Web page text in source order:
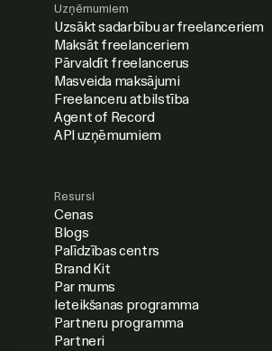
Uzņēmumiem
Uzsākt sadarbību ar freelanceriem
Maksāt freelanceriem
Pārvaldīt freelancerus
Masveida maksājumi
Freelanceru atbilstība
Agent of Record
API uzņēmumiem
Resursi
Cenas
Blogs
Palīdzības centrs
Brand Kit
Par mums
Ieteikšanas programma
Partneru programma
Partneri